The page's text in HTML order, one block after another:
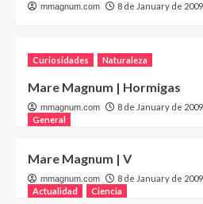
mmagnum.com 8 de January de 2009
Curiosidades Naturaleza
Mare Magnum | Hormigas
mmagnum.com
8 de January de 2009
General
Mare Magnum | V
mmagnum.com
8 de January de 2009
Actualidad
Ciencia